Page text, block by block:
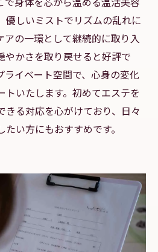
優しいミストでリズムの乱れに
の一環として継続的に取り入
やかさを取り戻せると好評で
ライベート空間で、心身の変化
トいたします。初めてエステを
きる対応を心がけており、日々
い方にもおすすめです。